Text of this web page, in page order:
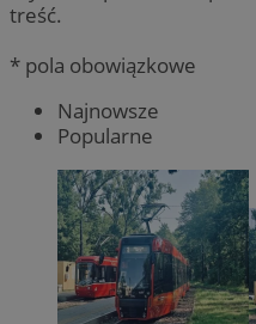
treść.
* pola obowiązkowe
Najnowsze
Popularne